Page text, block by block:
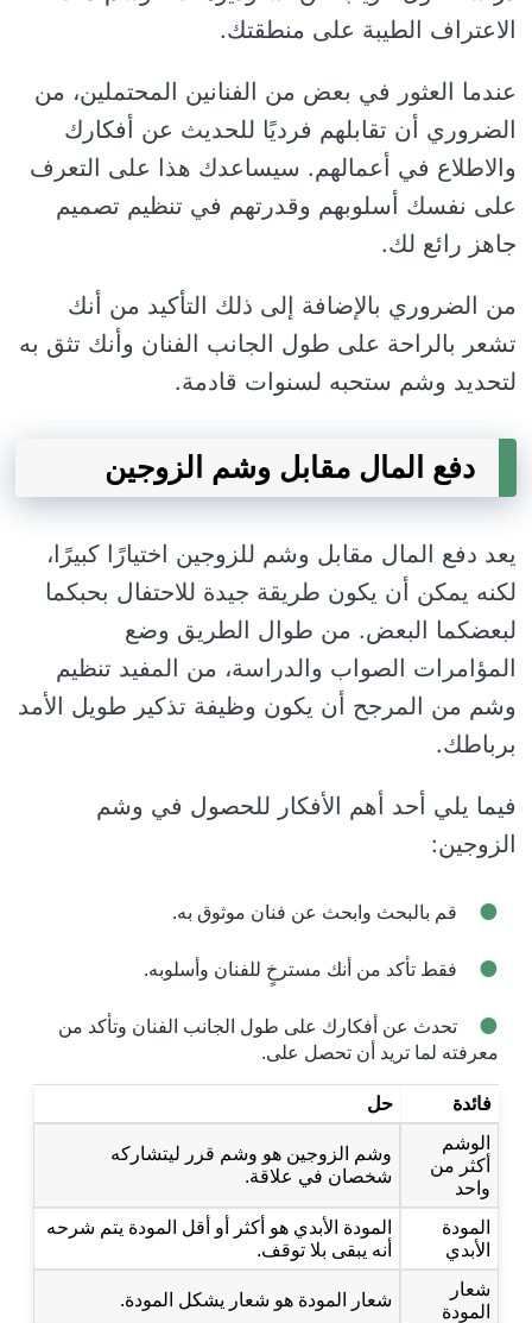
الاعتراف الطيبة على منطقتك.
عندما العثور في بعض من الفنانين المحتملين، من
الضروري أن تقابلهم فرديًا للحديث عن أفكارك
والاطلاع في أعمالهم. سيساعدك هذا على التعرف
على نفسك أسلوبهم وقدرتهم في تنظيم تصميم
جاهز رائع لك.
من الضروري بالإضافة إلى ذلك التأكيد من أنك
تشعر بالراحة على طول الجانب الفنان وأنك تثق به
لتحديد وشم ستحبه لسنوات قادمة.
دفع المال مقابل وشم الزوجين
يعد دفع المال مقابل وشم للزوجين اختيارًا كبيرًا،
لكنه يمكن أن يكون طريقة جيدة للاحتفال بحبكما
لبعضكما البعض. من طوال الطريق وضع
المؤامرات الصواب والدراسة، من المفيد تنظيم
وشم من المرجح أن يكون وظيفة تذكير طويل الأمد
برباطك.
فيما يلي أحد أهم الأفكار للحصول في وشم
الزوجين:
قم بالبحث وابحث عن فنان موثوق به.
فقط تأكد من أنك مسترخٍ للفنان وأسلوبه.
تحدث عن أفكارك على طول الجانب الفنان وتأكد من
معرفته لما تريد أن تحصل على.
فائدة
حل
الوشم
أكثر من
واحد
وشم الزوجين هو وشم قرر ليتشاركه
شخصان في علاقة.
المودة
الأبدي
المودة الأبدي هو أكثر أو أقل المودة يتم شرحه
أنه يبقى بلا توقف.
شعار
المودة
شعار المودة هو شعار يشكل المودة.